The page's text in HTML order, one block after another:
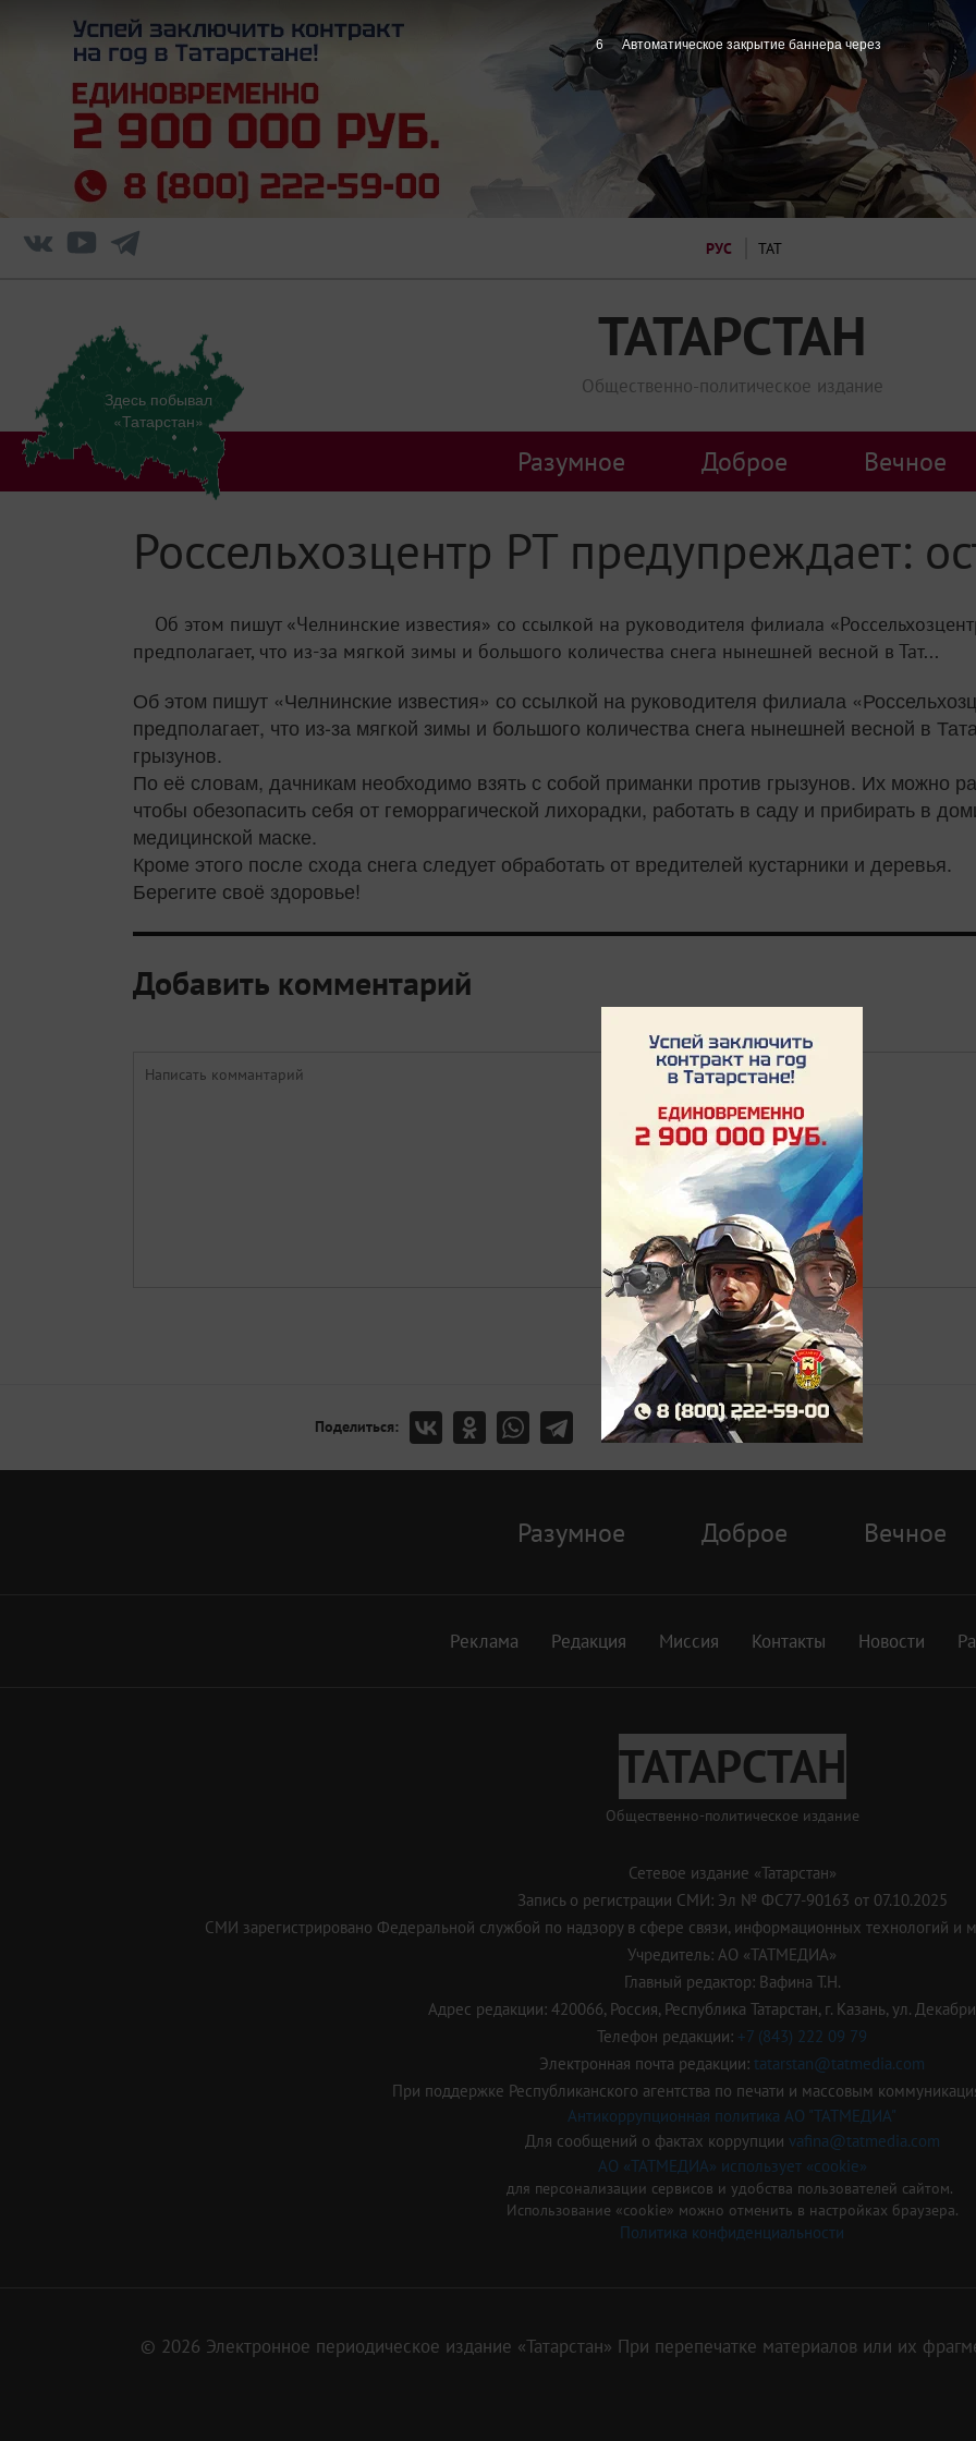
РУС ТАТ
ТАТАРСТАН
Общественно-политическое издание
Здесь побывал
«Татарстан»
Разумное Доброе Вечное
Россельхозцентр РТ предупреждает:
Об этом пишут «Челнинские известия» со ссылкой на руководителя филиала
предполагает, что из-за мягкой зимы и большого количества снега нынешней весной в Тат...
Об этом пишут «Челнинские известия» со ссылкой на руководителя филиала
предполагает, что из-за мягкой зимы и большого количества снега нынешней весной в
грызунов.
По её словам, дачникам необходимо взять с собой приманки против грызунов. Их можно
чтобы обезопасить себя от геморрагической лихорадки, работать в саду и прибирать в
медицинской маске.
Кроме этого после схода снега следует обработать от вредителей кустарники и деревья.
Берегите своё здоровье!
Добавить комментарий
Поделиться:
Разумное Доброе Вечное
Реклама Редакция Миссия Контакты Новости
ТАТАРСТАН
Общественно-политическое издание
Сетевое издание «Татарстан»
Запись о регистрации СМИ: Эл № ФС77-90163 от 07.10.2025
СМИ зарегистрировано Федеральной службой по надзору в сфере связи, информационных технологий и
Учредитель: АО «ТАТМЕДИА»
Главный редактор: Вафина Т.Н.
Адрес редакции: 420066, Россия, Республика Татарстан, г. Казань, ул.
Телефон редакции: +7 (843) 222 09 79
Электронная почта редакции: tatarstan@tatmedia.com
При поддержке Республиканского агентства по печати и массовым
Антикоррупционная политика АО "ТАТМЕДИА"
Для сообщений о фактах коррупции vafina@tatmedia.com
АО «ТАТМЕДИА» использует «cookie»
для персонализации сервисов и удобства пользователей сайтом.
Использование «cookie» можно отменить в настройках браузера.
Политика конфиденциальности
© 2026 Электронное периодическое издание «Татарстан» При перепечатке материалов или их
6 Автоматическое закрытие баннера через